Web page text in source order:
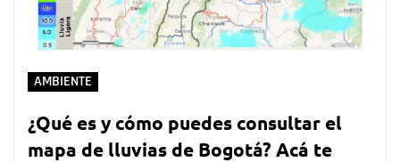
AMBIENTE
¿Qué es y cómo puedes consultar el
mapa de lluvias de Bogotá? Acá te